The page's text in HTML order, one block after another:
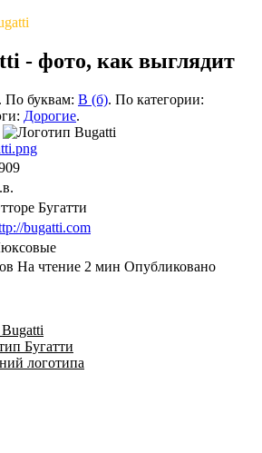
- фото, как выглядит
. По буквам: B (б). По категории:
Дорогие.
Бугатти
bugatti.com
На чтение 2 мин Опубликовано
Бугатти
логотипа